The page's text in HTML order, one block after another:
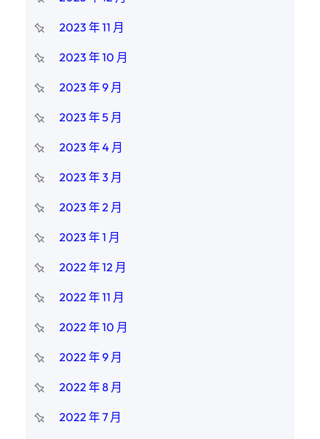
2023 年 11 月
2023 年 10 月
2023 年 9 月
2023 年 5 月
2023 年 4 月
2023 年 3 月
2023 年 2 月
2023 年 1 月
2022 年 12 月
2022 年 11 月
2022 年 10 月
2022 年 9 月
2022 年 8 月
2022 年 7 月